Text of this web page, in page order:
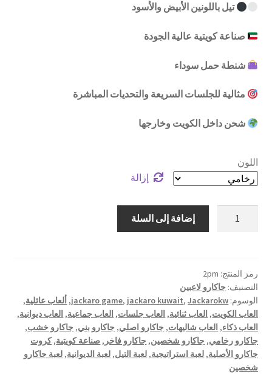
تيل باللونين الأبيض والأسود
صناعة كويتية عالية الجودة
شنطة حمل سوداء
مثالية للجلسات السريعة والتحديات المباشرة
شحن داخل الكويت وخارجها
اللون
إزالة
إضافة إلى السلة
رمز المنتج: 2pm
التصنيف: جاكارو لاعبين
الوسوم:
jackaro game, jackaro kuwait,Jackarokw
, ألعاب عائلية,
العاب الكويت, العاب ثنائية, العاب جلسات, العاب جماعية, العاب ديوانية,
العاب ذكاء, العاب شاليهات, جاكارو اصلي, جاكارو بني, جاكارو خشب,
جاكارو رخامي, جاكارو شخصين, جاكارو فاخر , صناعة كويتية,كروت
جاكارو الأصلية, لعبة استراتيجية, لعبة التيل, لعبة الديوانية, لعبة جاكارو
شخصين